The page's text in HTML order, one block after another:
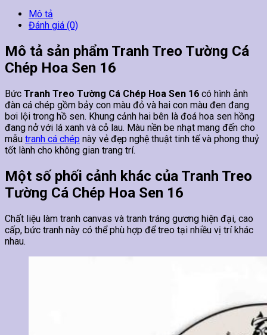
Mô tả
Đánh giá (0)
Mô tả sản phẩm Tranh Treo Tường Cá
Chép Hoa Sen 16
Bức Tranh Treo Tường Cá Chép Hoa Sen 16 có hình ảnh
đàn cá chép gồm bảy con màu đỏ và hai con màu đen đang
bơi lội trong hồ sen. Khung cảnh hai bên là đoá hoa sen hồng
đang nở với lá xanh và cỏ lau. Màu nền be nhạt mang đến cho
mẫu tranh cá chép này vẻ đẹp nghệ thuật tinh tế và phong thuỷ
tốt lành cho không gian trang trí.
Một số phối cảnh khác của Tranh Treo
Tường Cá Chép Hoa Sen 16
Chất liệu làm tranh canvas và tranh tráng gương hiện đại, cao
cấp, bức tranh này có thể phù hợp để treo tại nhiều vị trí khác
nhau.